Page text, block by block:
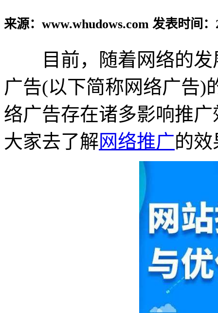
来源：www.whudows.com 发表时间：
目前，随着网络的发
广告(以下简称网络广告)
络广告存在诸多影响推
大家去了解网络推广的